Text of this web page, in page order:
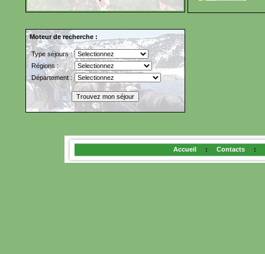
Moteur de recherche :
Type séjours :
Régions :
Département :
Accueil : Contacts :